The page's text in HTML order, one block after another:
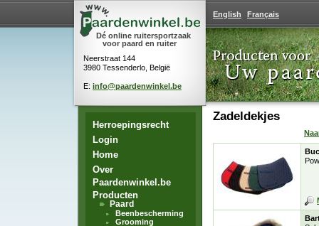
Dé online ruitersportzaak
voor paard en ruiter
Neerstraat 144
3980 Tessenderlo, België
E: info@paardenwinkel.be
Herroepingsrecht
Login
Home
Over
Paardenwinkel.be
Producten
Paard
Beenbescherming
Grooming
English Français
Zadeldekjes